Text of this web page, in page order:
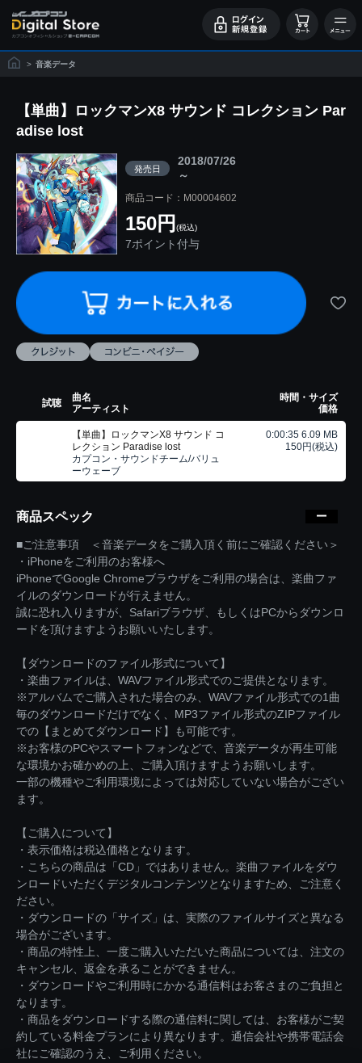
> 音楽データ
【単曲】ロックマンX8 サウンド コレクション Par
adise lost
発売日
2018/07/26
～
商品コード：M00004602
150円 (税込)
7ポイント付与
試聴
曲名
アーティスト
時間・サイズ
価格
【単曲】ロックマンX8 サウンド コ
レクション Paradise lost
カプコン・サウンドチーム/バリュ
ーウェーブ
0:00:35 6.09 MB
150円(税込)
商品スペック
■ご注意事項 ＜音楽データをご購入頂く前にご確認ください＞
・iPhoneをご利用のお客様へ
iPhoneでGoogle Chromeブラウザをご利用の場合は、楽曲ファ
イルのダウンロードが行えません。
誠に恐れ入りますが、Safariブラウザ、もしくはPCからダウンロ
ードを頂けますようお願いいたします。
【ダウンロードのファイル形式について】
・楽曲ファイルは、WAVファイル形式でのご提供となります。
※アルバムでご購入された場合のみ、WAVファイル形式での1曲
毎のダウンロードだけでなく、MP3ファイル形式のZIPファイル
での【まとめてダウンロード】も可能です。
※お客様のPCやスマートフォンなどで、音楽データが再生可能
な環境かお確かめの上、ご購入頂けますようお願いします。
一部の機種やご利用環境によっては対応していない場合がござい
ます。
【ご購入について】
・表示価格は税込価格となります。
・こちらの商品は「CD」ではありません。楽曲ファイルをダウ
ンロードいただくデジタルコンテンツとなりますため、ご注意く
ださい。
・ダウンロードの「サイズ」は、実際のファイルサイズと異なる
場合がございます。
・商品の特性上、一度ご購入いただいた商品については、注文の
キャンセル、返金を承ることができません。
・ダウンロードやご利用時にかかる通信料はお客さまのご負担と
なります。
・商品をダウンロードする際の通信料に関しては、お客様がご契
約している料金プランにより異なります。通信会社や携帯電話会
社にご確認のうえ、ご利用ください。